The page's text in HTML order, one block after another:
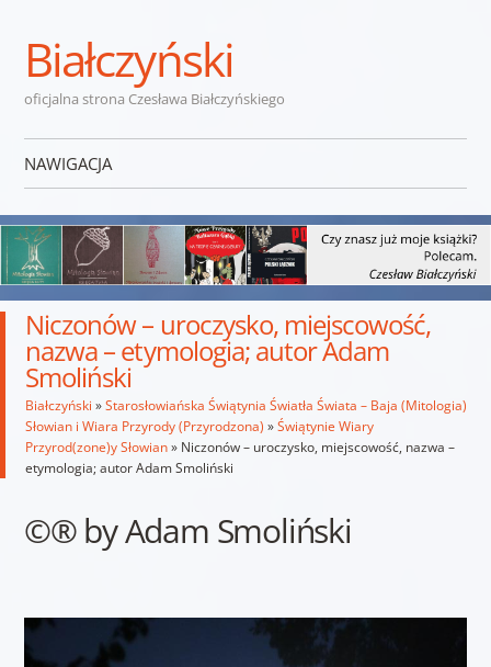
Białczyński
oficjalna strona Czesława Białczyńskiego
NAWIGACJA
Niczonów – uroczysko, miejscowość,
nazwa – etymologia; autor Adam
Smoliński
Białczyński »Starosłowiańska Świątynia Światła Świata – Baja (Mitologia)
Słowian i Wiara Przyrody (Przyrodzona) »Świątynie Wiary
Przyrod(zone)y Słowian» Niczonów – uroczysko, miejscowość, nazwa –
etymologia; autor Adam Smoliński
©® by Adam Smoliński